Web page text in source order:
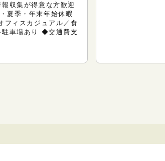
報収集が得意な方歓迎
夏季・年末年始休暇
フィスカジュアル／食
駐車場あり ◆交通費支